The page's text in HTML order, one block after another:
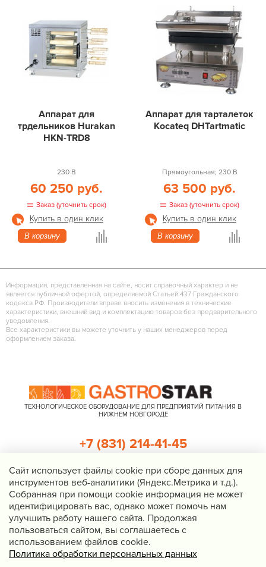
Аппарат для
трдельников Hurakan
HKN-TRD8
230 В
60 250 руб.
Заказ (уточнить срок)
Купить в один клик
В корзину
Аппарат для тарталеток
Kocateq DHTartmatic
Прямоугольная; 230 В
63 500 руб.
Заказ (уточнить срок)
Купить в один клик
В корзину
Информация, представленная на сайте, носит справочный характер и не
является публичной офертой, определяемой Статьей 437 Гражданского
кодекса РФ. Производители вправе вносить изменения в технические
характеристики, внешний вид и комплектацию товаров без предварительного
уведомления.
Все характеристики вы можете уточнить у наших менеджеров перед
оформлением заказа.
ТЕХНОЛОГИЧЕСКОЕ ОБОРУДОВАНИЕ ДЛЯ ПРЕДПРИЯТИЙ ПИТАНИЯ В
НИЖНЕМ НОВГОРОДЕ
Нижний Новгород, Казанское шоссе, д. 4, корп. 3, пом. 1
info@gastrostar.ru
Политика конфиденциальности
+7 (831) 214-41-45
Перезвоните мне
Cайт использует файлы cookie при сборе данных для
инструментов веб-аналитики (Яндекс.Метрика и т.д.).
Собранная при помощи cookie информация не может
идентифицировать вас, однако может помочь нам
улучшить работу нашего сайта. Продолжая
пользоваться сайтом, вы соглашаетесь с
использованием файлов cookie.
Политика обработки персональных данных